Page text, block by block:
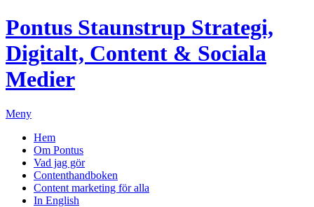
Pontus Staunstrup Strategi,
Digitalt, Content & Sociala
Medier
Meny
Hem
Om Pontus
Vad jag gör
Contenthandboken
Content marketing för alla
In English